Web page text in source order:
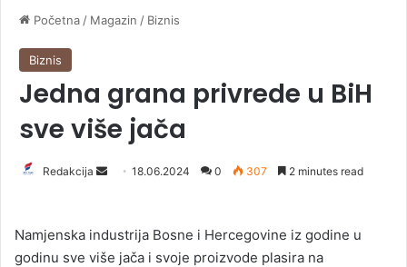
Početna / Magazin / Biznis
Biznis
Jedna grana privrede u BiH
sve više jača
Redakcija
d
a
18.06.2024 0 307 2 minutes read
Namjenska industrija Bosne i Hercegovine iz godine u
godinu sve više jača i svoje proizvode plasira na